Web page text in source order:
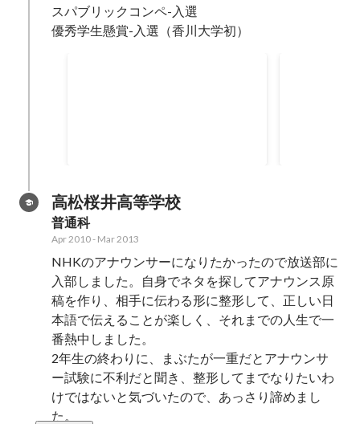
スパブリックコンペ-入選
優秀学生懸賞-入選（香川大学初）
高松桜井高等学校
普通科
Apr 2010- Mar 2013
NHKのアナウンサーになりたかったので放送部に
入部しました。自身でネタを探してアナウンス原
稿を作り、相手に伝わる形に整形して、正しい日
本語で伝えることが楽しく、それまでの人生で一
番熱中しました。
2年生の終わりに、まぶたが一重だとアナウンサ
ー試験に不利だと聞き、整形してまでなりたいわ
けではないと気づいたので、あっさり諦めまし
た。